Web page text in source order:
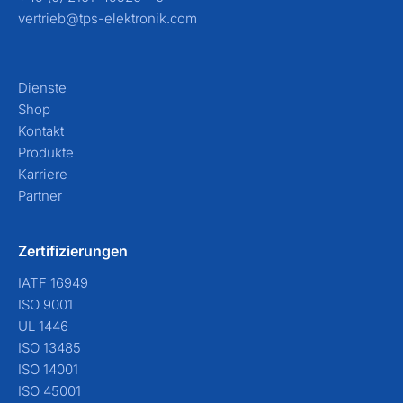
vertrieb@tps-elektronik.com
Dienste
Shop
Kontakt
Produkte
Karriere
Partner
Zertifizierungen
IATF 16949
ISO 9001
UL 1446
ISO 13485
ISO 14001
ISO 45001